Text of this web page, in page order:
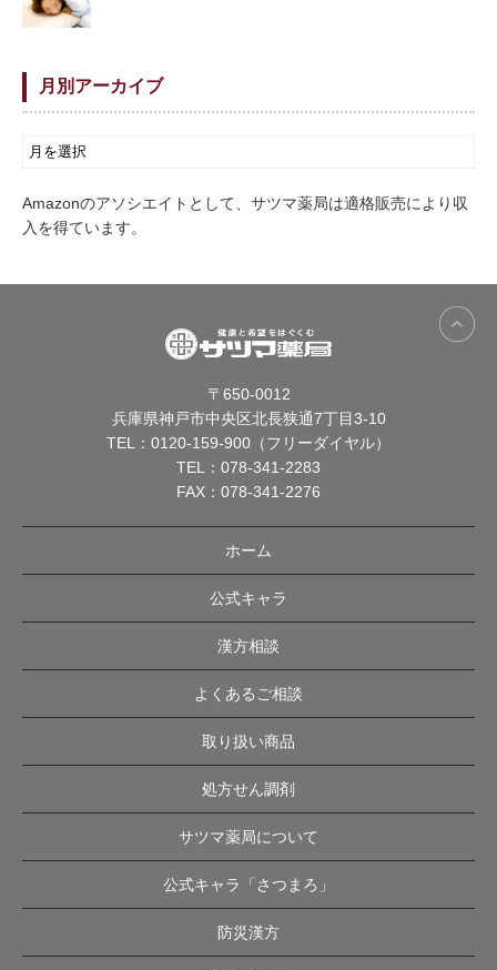
月別アーカイブ
Amazonのアソシエイトとして、サツマ薬局は適格販売により収
入を得ています。
〒650-0012
兵庫県神戸市中央区北長狭通7丁目3-10
TEL： 0120-159-900（フリーダイヤル）
TEL： 078-341-2283
FAX：078-341-2276
ホーム
公式キャラ
漢方相談
よくあるご相談
取り扱い商品
処方せん調剤
サツマ薬局について
公式キャラ「さつまろ」
防災漢方